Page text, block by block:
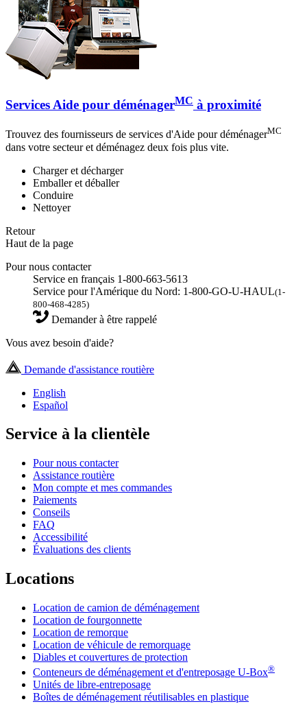
Services Aide pour déménagerMC à proximité
Trouvez des fournisseurs de services d'Aide pour déménagerMC
dans votre secteur et déménagez deux fois plus vite.
Charger et décharger
Emballer et déballer
Conduire
Nettoyer
Retour
Haut de la page
Pour nous contacter
Service en français 1-800-663-5613
Service pour l'Amérique du Nord: 1-800-GO-U-HAUL(1-
800-468-4285)
Demander à être rappelé
Vous avez besoin d'aide?
Demande d'assistance routière
English
Español
Service à la clientèle
Pour nous contacter
Assistance routière
Mon compte et mes commandes
Paiements
Conseils
FAQ
Accessibilité
Évaluations des clients
Locations
Location de camion de déménagement
Location de fourgonnette
Location de remorque
Location de véhicule de remorquage
Diables et couvertures de protection
Conteneurs de déménagement et d'entreposage U-Box®
Unités de libre-entreposage
Boîtes de déménagement réutilisables en plastique